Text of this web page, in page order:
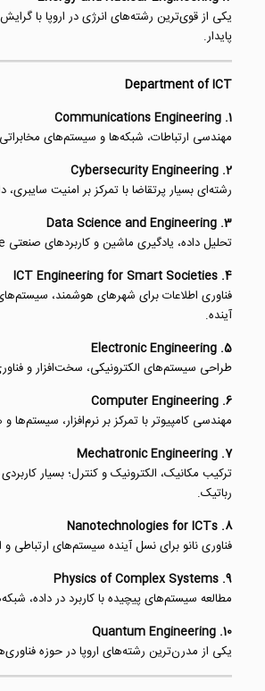
یکی از قوی‌ترین رشته‌های انرژی در اروپا با
پایدار.
Department of ICT
1. Communications Engineering
مهندسی ارتباطات، شبکه‌ها و سیستم‌های
2. Cybersecurity Engineering
رشته‌ای بسیار پرتقاضا با تمرکز بر امنیت
3. Data Science and Engineering
تحلیل داده، یادگیری ماشین و کاربردهای صنعتی Data Science.
4. ICT Engineering for Smart Societies
فناوری اطلاعات برای شهرهای هوشمند،
آینده.
5. Electronic Engineering
طراحی سیستم‌های الکترونیکی، سخت‌افزار و
6. Computer Engineering
مهندسی کامپیوتر با تمرکز بر نرم‌افزار،
7. Mechatronic Engineering
ترکیب مکانیک، الکترونیک و کنترل؛ بسیار
رباتیک.
8. Nanotechnologies for ICTs
فناوری نانو برای نسل آینده سیستم‌های ارتباطی و
9. Physics of Complex Systems
مطالعه سیستم‌های پیچیده با کاربرد در داده،
10. Quantum Engineering
یکی از مدرن‌ترین رشته‌های اروپا در حوزه